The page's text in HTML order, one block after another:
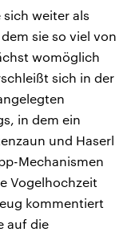
sich weiter als
sie so viel von
womöglich
sich in der
in dem ein
und Haserl
Mechanismen
Vogelhochzeit
kommentiert
auf die